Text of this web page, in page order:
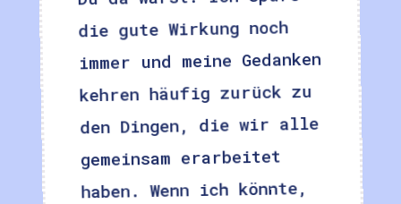
die gute Wirkung noch
immer und meine Gedanken
kehren häufig zurück zu
den Dingen, die wir alle
gemeinsam erarbeitet
haben. Wenn ich könnte,